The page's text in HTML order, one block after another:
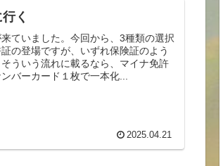
く
ていました。今回から、3種類の選択
の登場ですが、いずれ保険証のよう
ういう流れに載るなら、マイナ免許
バーカード１枚で一本化...
2025.04.21